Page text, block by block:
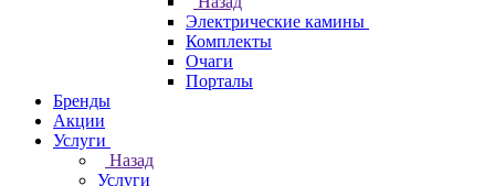
Электрические камины
Комплекты
Очаги
Порталы
Бренды
Акции
Услуги
Назад
Услуги